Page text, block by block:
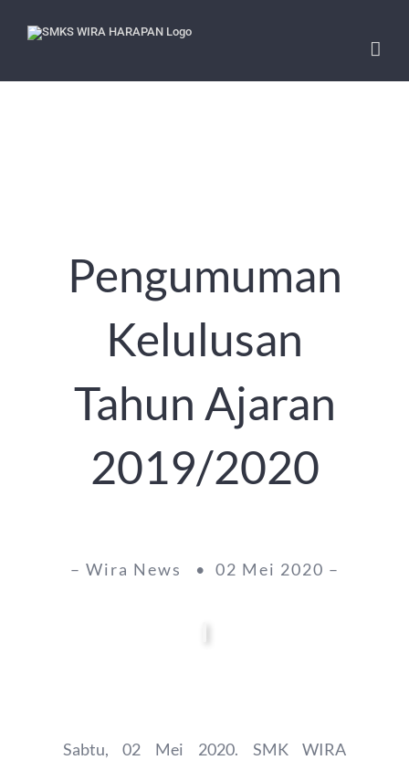
Pengumuman
Kelulusan
Tahun Ajaran
2019/2020
– Wira News • 02 Mei 2020 –
Sabtu, 02 Mei 2020. SMK WIRA